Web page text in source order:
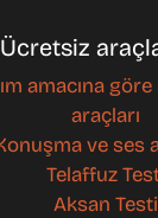
Ücretsiz
amacına
araçları
ve ses
Telaffuz
Aksan Testi